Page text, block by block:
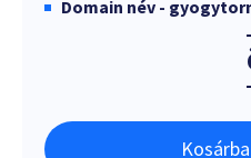
Domain név -